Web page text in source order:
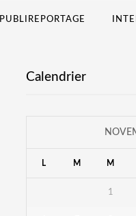
PUBLIREPORTAGE
Calendrier
L M M
1